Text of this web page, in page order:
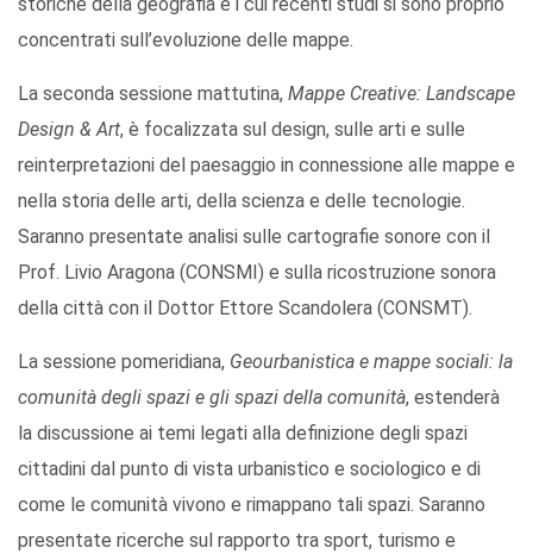
concentrati sull’evoluzione delle mappe.
La seconda sessione mattutina, Mappe Creative: Landscape
Design & Art, è focalizzata sul design, sulle arti e sulle
reinterpretazioni del paesaggio in connessione alle mappe e
nella storia delle arti, della scienza e delle tecnologie.
Saranno presentate analisi sulle cartografie sonore con il
Prof. Livio Aragona (CONSMI) e sulla ricostruzione sonora
della città con il Dottor Ettore Scandolera (CONSMT).
La sessione pomeridiana, Geourbanistica e mappe sociali: la
comunità degli spazi e gli spazi della comunità, estenderà
la discussione ai temi legati alla definizione degli spazi
cittadini dal punto di vista urbanistico e sociologico e di
come le comunità vivono e rimappano tali spazi. Saranno
presentate ricerche sul rapporto tra sport, turismo e